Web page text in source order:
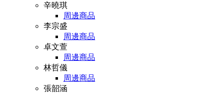
辛曉琪
周邊商品
李宗盛
周邊商品
卓文萱
周邊商品
林哲儀
周邊商品
張韶涵